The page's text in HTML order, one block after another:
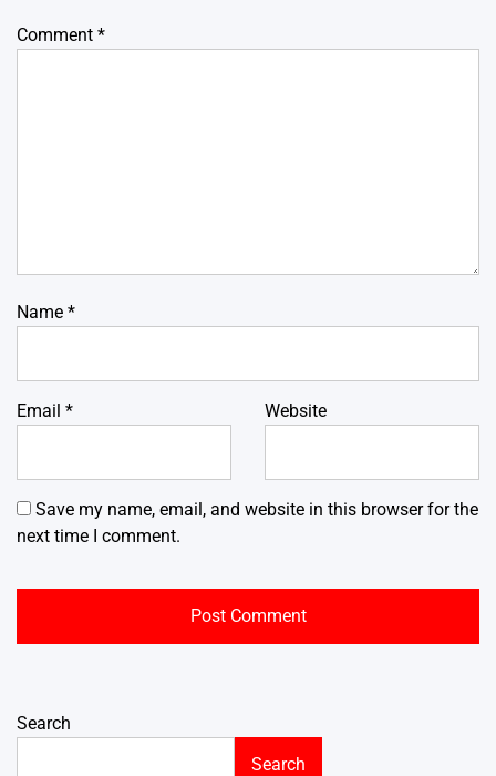
Comment *
Name *
Email * Website
Save my name, email, and website in this browser for the
next time I comment.
Search
Search